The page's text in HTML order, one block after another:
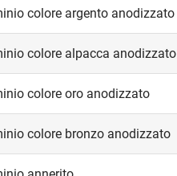
colore argento anodizzato
colore alpacca anodizzato
colore oro anodizzato
colore bronzo anodizzato